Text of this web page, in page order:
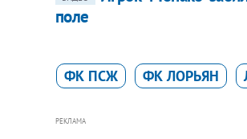
поле
ФК ПСЖ ФК ЛОРЬЯН
РЕКЛАМА